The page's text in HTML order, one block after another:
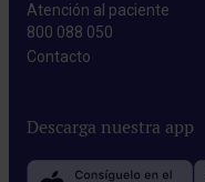
Atención al paciente
800 088 050
Contacto​
Descarga nuestra app